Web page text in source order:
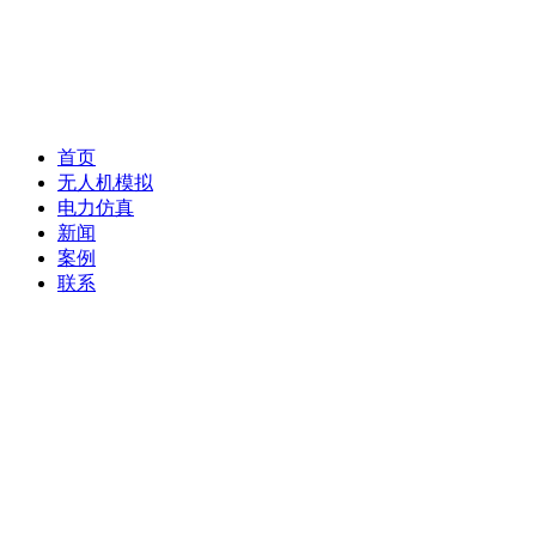
首页
无人机模拟
电力仿真
新闻
案例
联系